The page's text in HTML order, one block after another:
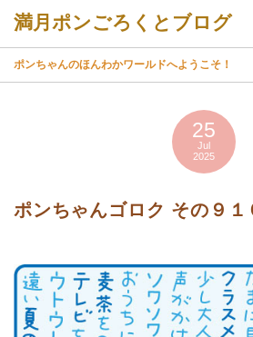
ポンちゃんのほんわかワールドへようこそ！
25
Jul
2025
ポンちゃんゴロク その９１